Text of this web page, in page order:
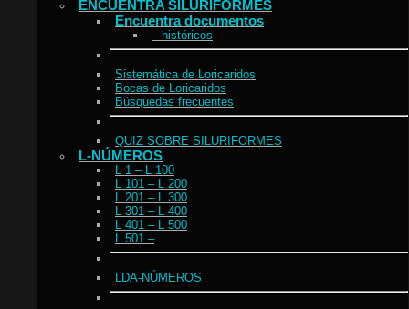
ENCUENTRA SILURIFORMES
Encuentra documentos
– históricos
Sistemática de Loricaridos
Bocas de Loricaridos
Búsquedas frecuentes
QUIZ SOBRE SILURIFORMES
L-NÚMEROS
L 1 – L 100
L 101 – L 200
L 201 – L 300
L 301 – L 400
L 401 – L 500
L 501 –
LDA-NÚMEROS